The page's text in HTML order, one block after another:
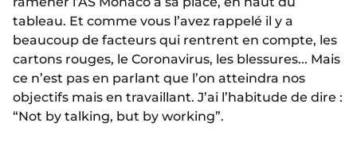
tableau. Et comme vous l’avez rappelé il y a
beaucoup de facteurs qui rentrent en compte, les
cartons rouges, le Coronavirus, les blessures... Mais
ce n’est pas en parlant que l’on atteindra nos
objectifs mais en travaillant. J’ai l’habitude de dire :
“Not by talking, but by working”.